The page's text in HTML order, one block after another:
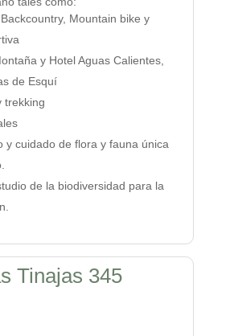
Mountain bike y
y Hotel Aguas Calientes,
de Esquí
trekking
y cuidado de flora y fauna única
de la biodiversidad para la
Tinajas 345